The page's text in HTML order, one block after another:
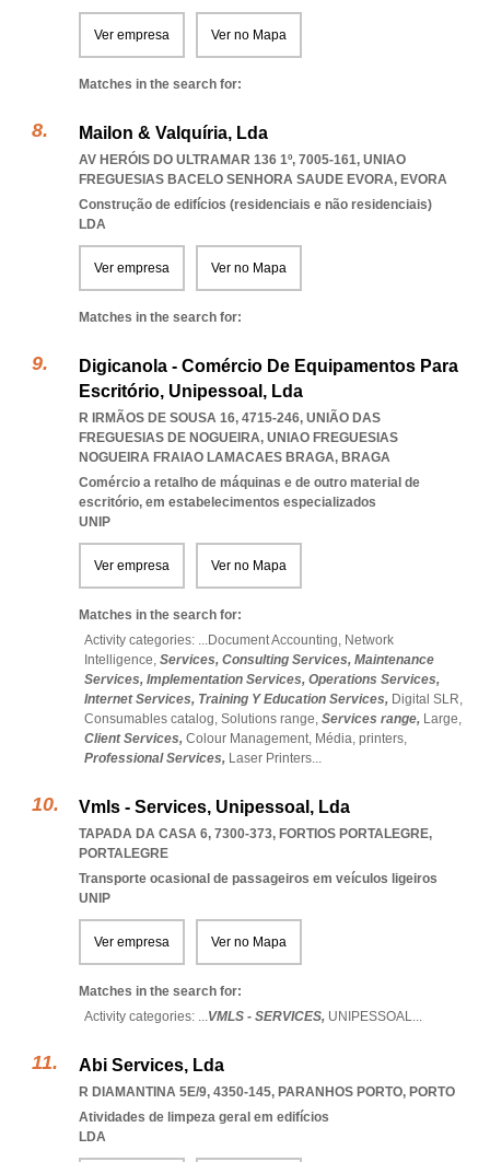
Ver empresa Ver no Mapa
Matches in the search for:
Mailon & Valquíria, Lda
AV HERÓIS DO ULTRAMAR 136 1º, 7005-161, UNIAO
FREGUESIAS BACELO SENHORA SAUDE EVORA, EVORA
Construção de edifícios (residenciais e não residenciais)
LDA
Ver empresa Ver no Mapa
Matches in the search for:
Digicanola - Comércio De Equipamentos Para
Escritório, Unipessoal, Lda
R IRMÃOS DE SOUSA 16, 4715-246, UNIÃO DAS
FREGUESIAS DE NOGUEIRA, UNIAO FREGUESIAS
NOGUEIRA FRAIAO LAMACAES BRAGA, BRAGA
Comércio a retalho de máquinas e de outro material de
escritório, em estabelecimentos especializados
UNIP
Ver empresa Ver no Mapa
Matches in the search for:
Activity categories: ...Document Accounting, Network
Intelligence, Services, Consulting Services, Maintenance
Services, Implementation Services, Operations Services,
Internet Services, Training Y Education Services, Digital SLR,
Consumables catalog, Solutions range, Services range, Large,
Client Services, Colour Management, Média, printers,
Professional Services, Laser Printers...
Vmls - Services, Unipessoal, Lda
TAPADA DA CASA 6, 7300-373, FORTIOS PORTALEGRE,
PORTALEGRE
Transporte ocasional de passageiros em veículos ligeiros
UNIP
Ver empresa Ver no Mapa
Matches in the search for:
Activity categories: ...VMLS - SERVICES, UNIPESSOAL...
Abi Services, Lda
R DIAMANTINA 5E/9, 4350-145, PARANHOS PORTO, PORTO
Atividades de limpeza geral em edifícios
LDA